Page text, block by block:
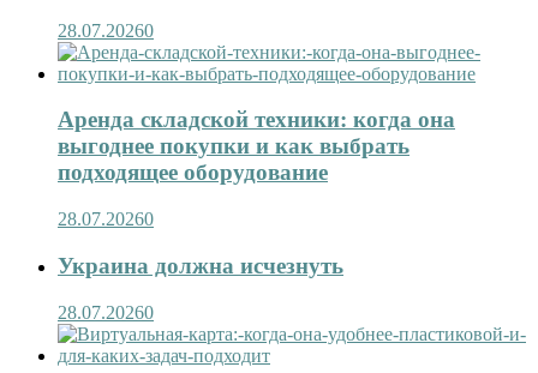
28.07.20260
Аренда складской техники: когда она
выгоднее покупки и как выбрать
подходящее оборудование
28.07.20260
Украина должна исчезнуть
28.07.20260